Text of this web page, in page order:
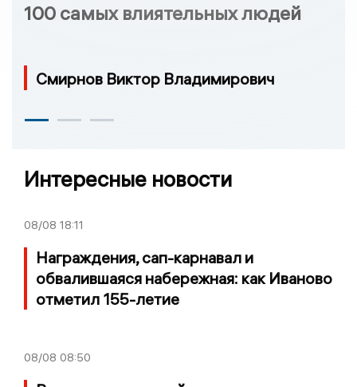
100 самых влиятельных людей
Смирнов Виктор Владимирович
Интересные новости
08/08 18:11
Награждения, сап-карнавал и
обвалившаяся набережная: как Иваново
отметил 155-летие
08/08 08:50